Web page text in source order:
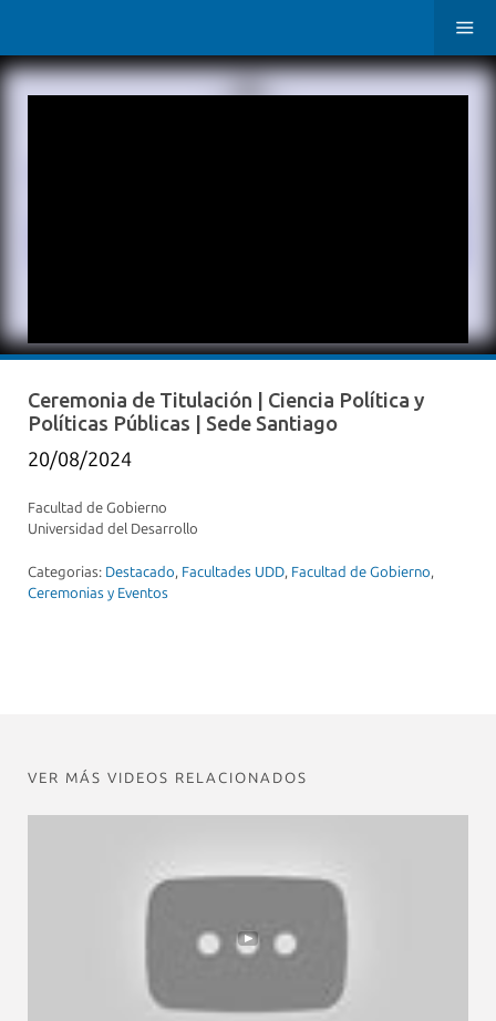
Ceremonia de Titulación | Ciencia Política y
Políticas Públicas | Sede Santiago
20/08/2024
Facultad de Gobierno
Universidad del Desarrollo
Categorias: Destacado, Facultades UDD, Facultad de Gobierno,
Ceremonias y Eventos
VER MÁS VIDEOS RELACIONADOS